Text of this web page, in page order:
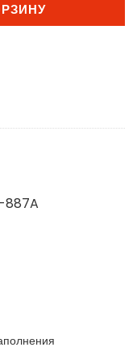
887A